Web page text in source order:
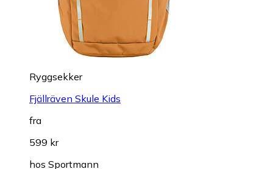
Ryggsekker
Fjällräven Skule Kids
fra
599 kr
hos Sportmann